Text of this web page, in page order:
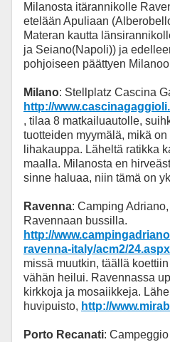
Milanosta itärannikolle
etelään Apuliaan
Materan kautta
ja Seiano(Napoli)) ja
pohjoiseen päättyen
Milano: Stellplatz Cascina
http://
, tilaa 8 matkailuautolle,
tuotteiden myymälä, mikä
lihakauppa. Läheltä ratikka
maalla. Milanosta en
sinne haluaa, niin tämä on
Ravenna: Camping
Ravennaan bussilla.
http://
ravenna-italy/acm2/24.aspx
missä muutkin, täällä
vähän heilui. Ravennassa
kirkkoja ja mosaiikkeja.
huvipuisto, http://
Porto Recanati: